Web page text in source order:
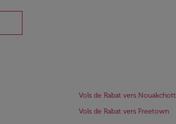
Vols de Rabat vers Nouakchott
Vols de Rabat vers Freetown